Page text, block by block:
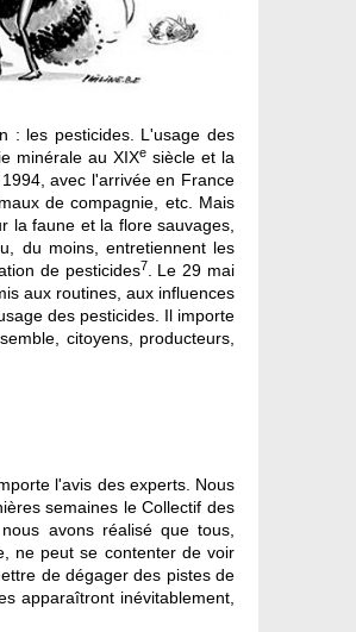
: les pesticides. L'usage des
minérale au XIXesiècle et la
avec l'arrivée en France
de compagnie, etc. Mais
la faune et la flore sauvages,
du moins, entretiennent les
de pesticides7. Le 29 mai
aux routines, aux influences
des pesticides. Il importe
citoyens, producteurs,
l'avis des experts. Nous
semaines le Collectif des
avons réalisé que tous,
ne peut se contenter de voir
de dégager des pistes de
apparaîtront inévitablement,